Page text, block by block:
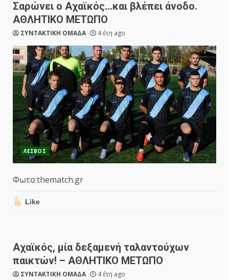
Σαρώνει ο Αχαϊκός…και βλέπει άνοδο.
ΑΘΛΗΤΙΚΟ ΜΕΤΩΠΟ
ΣΥΝΤΑΚΤΙΚΗ ΟΜΑΔΑ 4 έτη ago
ΛΕΣΒΟΣ
Φωτο:thematch.gr
Like
Αχαϊκός, μία δεξαμενή ταλαντούχων
παικτών! – ΑΘΛΗΤΙΚΟ ΜΕΤΩΠΟ
ΣΥΝΤΑΚΤΙΚΗ ΟΜΑΔΑ 4 έτη ago